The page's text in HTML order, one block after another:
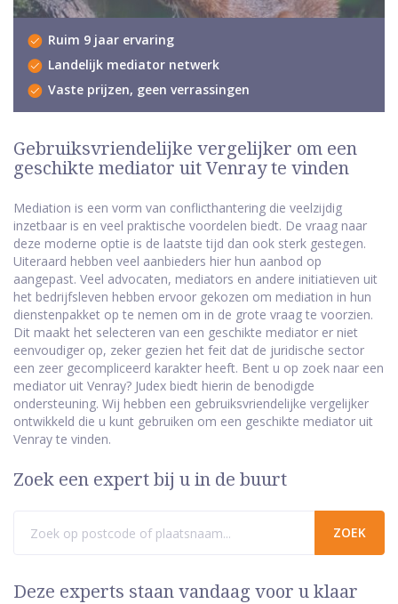
Ruim 9 jaar ervaring
Landelijk mediator netwerk
Vaste prijzen, geen verrassingen
Gebruiksvriendelijke vergelijker om een
geschikte mediator uit Venray te vinden
Mediation is een vorm van conflicthantering die veelzijdig
inzetbaar is en veel praktische voordelen biedt. De vraag naar
deze moderne optie is de laatste tijd dan ook sterk gestegen.
Uiteraard hebben veel aanbieders hier hun aanbod op
aangepast. Veel advocaten, mediators en andere initiatieven uit
het bedrijfsleven hebben ervoor gekozen om mediation in hun
dienstenpakket op te nemen om in de grote vraag te voorzien.
Dit maakt het selecteren van een geschikte mediator er niet
eenvoudiger op, zeker gezien het feit dat de juridische sector
een zeer gecompliceerd karakter heeft. Bent u op zoek naar een
mediator uit Venray? Judex biedt hierin de benodigde
ondersteuning. Wij hebben een gebruiksvriendelijke vergelijker
ontwikkeld die u kunt gebruiken om een geschikte mediator uit
Venray te vinden.
Zoek een expert bij u in de buurt
Deze experts staan vandaag voor u klaar